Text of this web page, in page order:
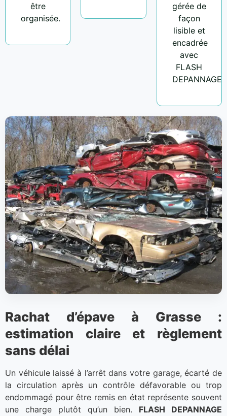
être
organisée.
gérée de
façon
lisible et
encadrée
avec
FLASH
DEPANNAGE.
Rachat d’épave à Grasse :
estimation claire et règlement
sans délai
Un véhicule laissé à l’arrêt dans votre garage, écarté de
la circulation après un contrôle défavorable ou trop
endommagé pour être remis en état représente souvent
une charge plutôt qu’un bien. FLASH DEPANNAGE